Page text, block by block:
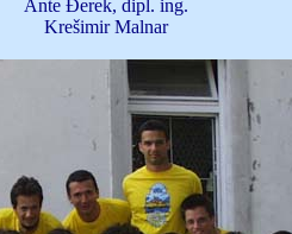
Ante Đerek, dipl. ing.
Krešimir Malnar